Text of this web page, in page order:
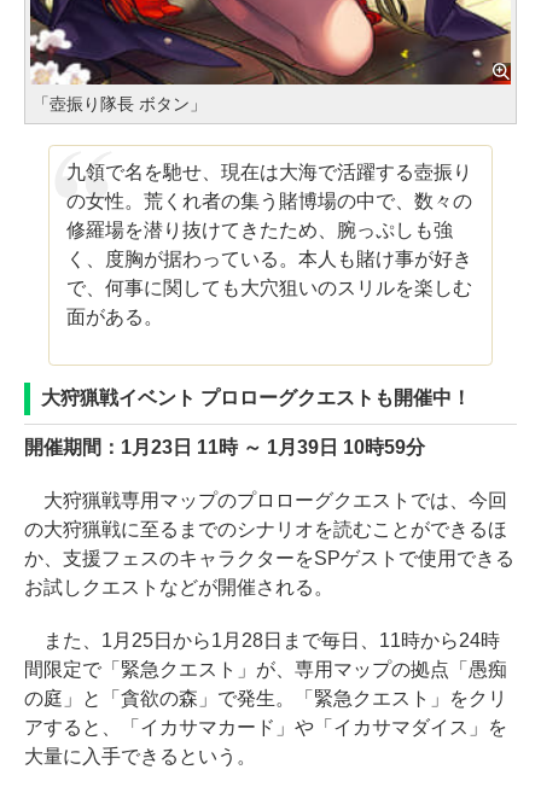
「壺振り隊長 ボタン」
九領で名を馳せ、現在は大海で活躍する壺振り
の女性。荒くれ者の集う賭博場の中で、数々の
修羅場を潜り抜けてきたため、腕っぷしも強
く、度胸が据わっている。本人も賭け事が好き
で、何事に関しても大穴狙いのスリルを楽しむ
面がある。
大狩猟戦イベント プロローグクエストも開催中！
開催期間：1月23日 11時 ～ 1月39日 10時59分
大狩猟戦専用マップのプロローグクエストでは、今回
の大狩猟戦に至るまでのシナリオを読むことができるほ
か、支援フェスのキャラクターをSPゲストで使用できる
お試しクエストなどが開催される。
また、1月25日から1月28日まで毎日、11時から24時
間限定で「緊急クエスト」が、専用マップの拠点「愚痴
の庭」と「貪欲の森」で発生。「緊急クエスト」をクリ
アすると、「イカサマカード」や「イカサマダイス」を
大量に入手できるという。